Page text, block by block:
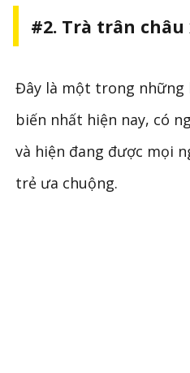
#2. Trà trân châu
Đây là một trong những
biến nhất hiện nay, có
và hiện đang được mọi
trẻ ưa chuộng.